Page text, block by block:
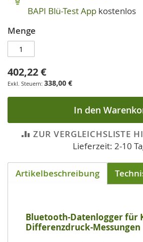
BAPI Blü-Test App kostenlos
Menge
402,22 €
338,00 €
In den
ZUR VERGLEICHSLISTE
Lieferzeit: 2-10
Artikelbeschreibung
Bluetooth-Datenlogger für
Differenzdruck-Messungen